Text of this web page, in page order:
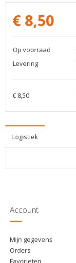
€ 8,50
Op voorraad
Levering
€ 8,50
Logistiek
Account
Mijn gegevens
Orders
Favorieten